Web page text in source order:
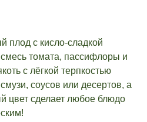
плод с кисло-сладкой
томата, пассифлоры и
с лёгкой терпкостью
соусов или десертов, а
цвет сделает любое блюдо